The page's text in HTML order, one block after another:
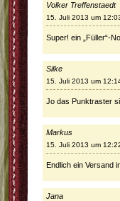
Volker Treffenstaedt
15. Juli 2013 um
Super! ein „Füller“-
Silke
15. Juli 2013 um
Jo das Punktraster
Markus
15. Juli 2013 um
Endlich ein Versand
Jana